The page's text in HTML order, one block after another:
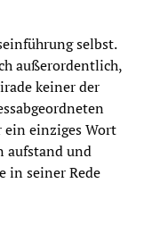
selbst.
außerordentlich,
keiner der
ein einziges Wort
aufstand und
in seiner Rede